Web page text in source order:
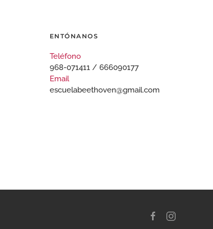
ENTÓNANOS
Teléfono
968-071411 / 666090177
Email
escuelabeethoven@gmail.com